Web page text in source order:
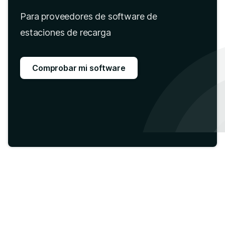
Para proveedores de software de
estaciones de recarga
Comprobar mi software